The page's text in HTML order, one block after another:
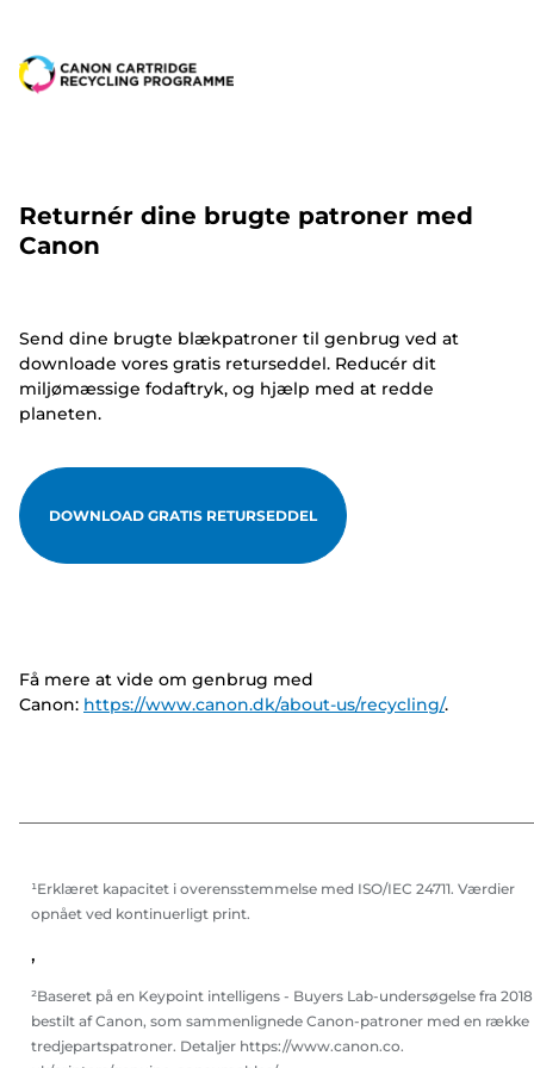
Returnér dine brugte patroner med
Canon
Send dine brugte blækpatroner til genbrug ved at
downloade vores gratis returseddel. Reducér dit
miljømæssige fodaftryk, og hjælp med at redde
planeten.
DOWNLOAD GRATIS RETURSEDDEL
Få mere at vide om genbrug med
Canon: https://www.canon.dk/about-us/recycling/.
¹Erklæret kapacitet i overensstemmelse med ISO/IEC 24711. Værdier
opnået ved kontinuerligt print.
,
²Baseret på en Keypoint intelligens - Buyers Lab-undersøgelse fra 2018
bestilt af Canon, som sammenlignede Canon-patroner med en række
tredjepartspatroner. Detaljer https://www.canon.co.